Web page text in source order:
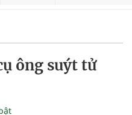
ông suýt tử